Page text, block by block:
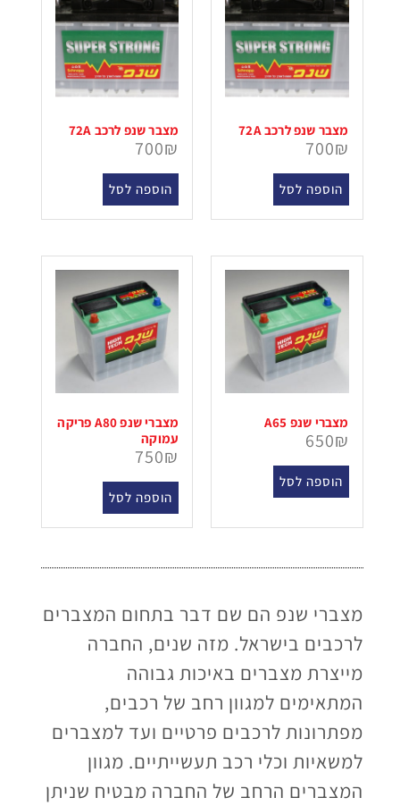
מצבר שנפ לרכב 72A
700₪
הוספה לסל
מצבר שנפ לרכב 72A
700₪
הוספה לסל
מצברי שנפ A65
650₪
הוספה לסל
מצברי שנפ A80 פריקה
עמוקה
750₪
הוספה לסל
מצברי שנפ הם שם דבר בתחום המצברים
לרכבים בישראל. מזה שנים, החברה
מייצרת מצברים באיכות גבוהה
המתאימים למגוון רחב של רכבים,
מפתרונות לרכבים פרטיים ועד למצברים
למשאיות וכלי רכב תעשייתיים. מגוון
המצברים הרחב של החברה מבטיח שניתן